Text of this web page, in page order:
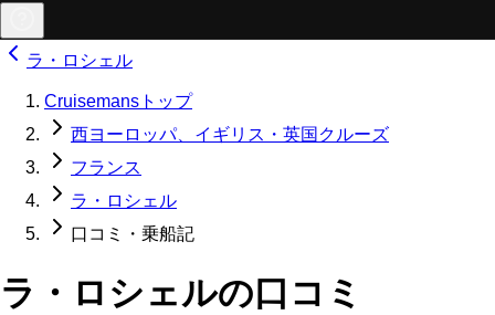
ラ・ロシェル
Cruisemansトップ
西ヨーロッパ、イギリス・英国クルーズ
フランス
ラ・ロシェル
口コミ・乗船記
ラ・ロシェルの口コミ